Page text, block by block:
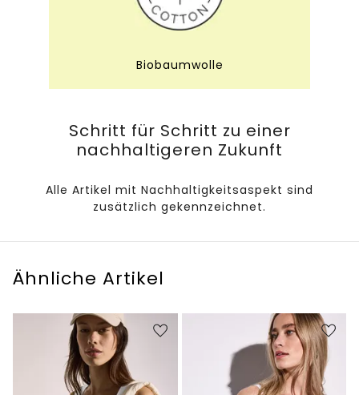
Biobaumwolle
Schritt für Schritt zu einer
nachhaltigeren Zukunft
Alle Artikel mit Nachhaltigkeitsaspekt sind
zusätzlich gekennzeichnet.
Ähnliche Artikel